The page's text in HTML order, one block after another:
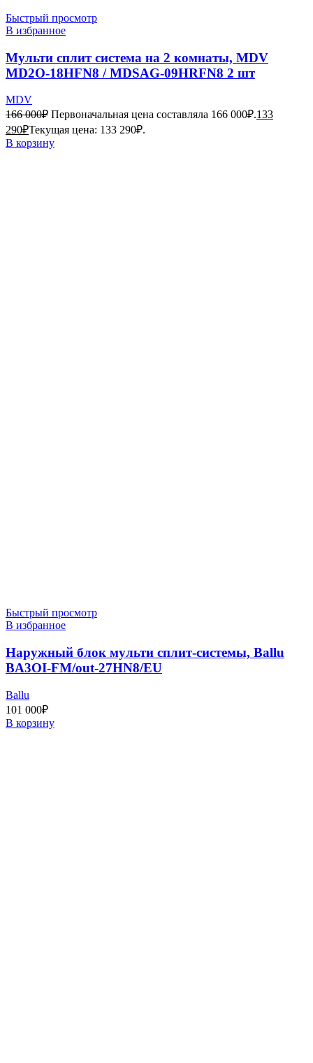
Быстрый просмотр
В избранное
Мульти сплит система на 2 комнаты, MDV
MD2O-18HFN8 / MDSAG-09HRFN8 2 шт
MDV
166 000₽ Первоначальная цена составляла 166 000₽.133
290₽Текущая цена: 133 290₽.
В корзину
Быстрый просмотр
В избранное
Наружный блок мульти сплит-системы, Ballu
BA3OI-FM/out-27HN8/EU
Ballu
101 000₽
В корзину